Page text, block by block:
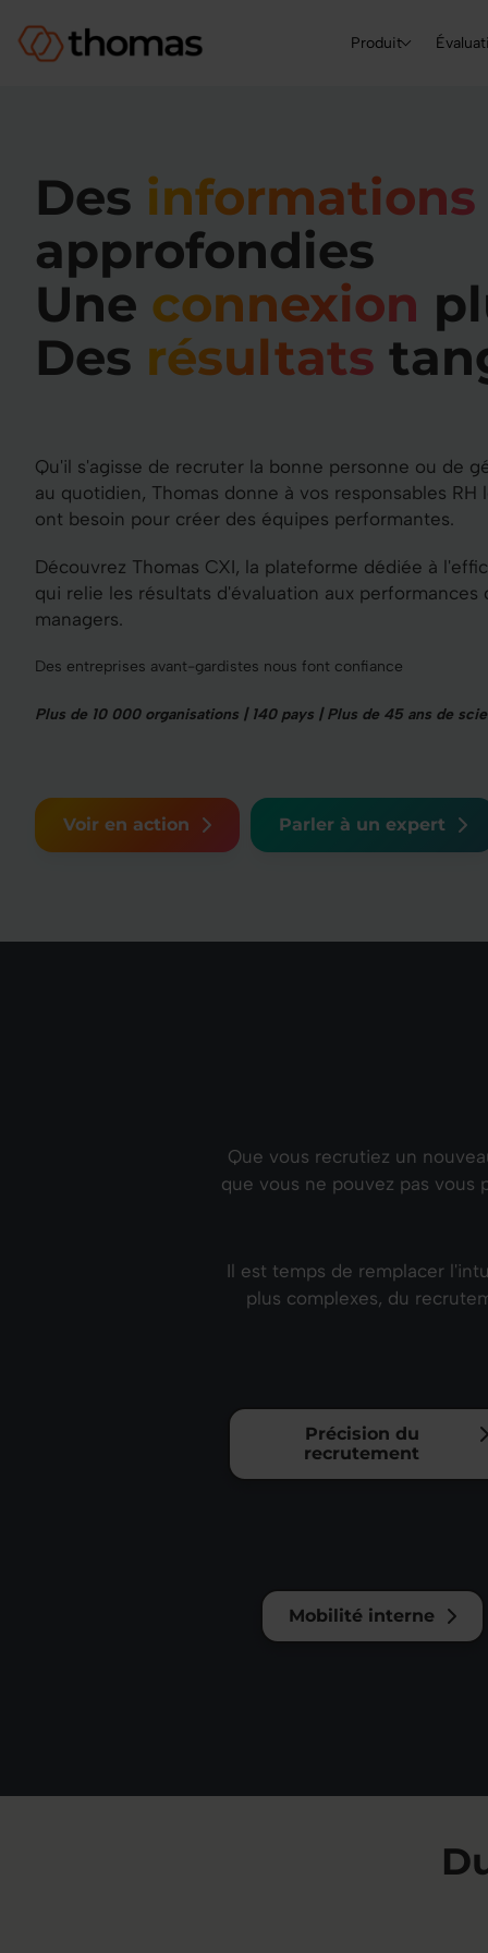
Produit
Des informations
approfondies
Une connexion
Des résultats
Qu'il s'agisse de recruter la bonne personne ou de
au quotidien, Thomas donne à vos responsables
ont besoin pour créer des équipes performantes.
Découvrez Thomas CXI, la plateforme dédiée à
qui relie les résultats d'évaluation aux performances
managers.
Des entreprises avant-gardistes nous font confiance
Plus de 10 000 organisations | 140 pays | Plus de 45 ans de
Voir en action Parler à un expert
Que vous recrutiez un
que vous ne pouvez pas vous
Il est temps de remplacer
plus complexes, du
Précision du
recrutement
Mobilité interne